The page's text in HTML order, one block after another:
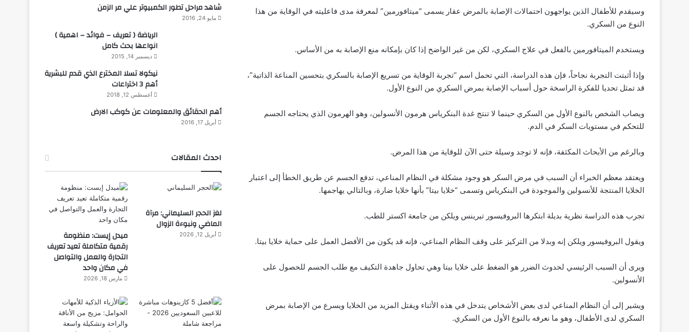
وسيقدم للأطفال الذين يواجهون احتمالات الإصابة بالمرض عقار يسمى “ميتافورمين” لمعرفة مدى فاعليته في الوقاية من هذا
النوع من السكري.
ويستخدم الميتافورمين بالفعل في علاج السكري، لكن من غير الواضح إذا كان بإمكانه منع الإصابة به من الأساس.
وإذا أثبتت التجربة نجاحاً، فإن هذه الدراسة، التي تحمل اسم “تجربة الوقاية من تسريع الإصابة بالسكري بتحسين المناعة الذاتية”،
قد تمثل تحديا للفكرة الراسخة حول أسباب الإصابة بمرض السكري من النوع الأول.
ويصاب الشخص بالنوع الأول من السكري حينما لا تنتج غدة البنكرياس هرمون الأنسولين، وهو الهرمون الذي يحتاجه الجسم
للتحكم في مستويات السكر في الدم.
وبالرغم من الأبحاث المكثفة، فإنه لا توجد وسيلة حتى الآن للوقاية من هذا المرض.
ويعتقد معظم الخبراء أن السبب في مرض السكر هو وجود مشكلة في النظام المناعي، تدفع الجسم عن طريق الخطأ إلى اعتبار
الخلايا المنتجة للأنسولين والموجودة في البنكرياس وتسمى “خلايا بيتا” بأنها خلايا ضارة، وبالتالي يهاجمها.
تجرب هذه الدراسة نظرية بديلة ابتكرها البروفيسور تيرينس ويلكن من جامعة اكستر للطب.
ويقول البروفيسور ويلكن إنه وبدلا من التركيز على وقف النظام المناعي، فإنه قد يكون من الأفضل العمل على حماية خلايا بيتا.
ويرى أن السبب الرئيسي لحدوث الضرر هو الضغط على خلايا بيتا وهي تحاول جاهدة التكيف مع طلب الجسم للحصول على
الأنسولين.
ويشير إلى أن النظام المناعي لدى بعض الأشخاص يتدخل في هذه الأثناء ويقتل المزيد من الخلايا ويسرع من الإصابة بمرض
السكري لدى الأطفال، وهو ما نعرفه بالنوع الأول من السكري.
شاهد مراحل تطور الكمبيوتر علي مر الزمن
مايو 24, 2016
الرياضة ( تعريف – فوائد – اهمية )
انواعها بحث كامل
ديسمبر 14, 2015
نيكولا تسلا المخترع الذي قدم للبشرية
أهم 3 اختراعات
أغسطس 12, 2018
أهم الحقائق والمعلومات عن كوكب الارض
أبريل 17, 2016
احدث المقالات
لغز الحجر السليماني: مرآة
الماضي ونبوءة الزوال
أبريل 12, 2026
ميدل إيست: منظومة
رقمية متكاملة تعيد تعريف
التجارة والعمل والتواصل
في مكان واحد
مارس 18, 2026